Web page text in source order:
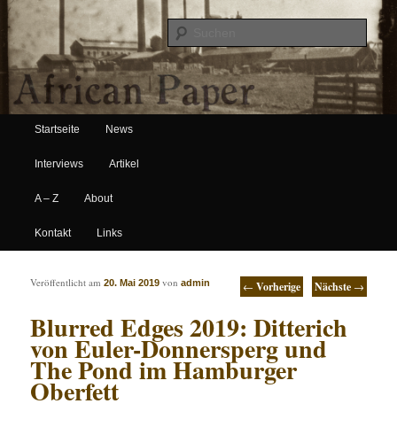
African Paper
Hauptmenü
Zum Inhalt wechseln
Zum sekundären Inhalt wechseln
Startseite News
Interviews Artikel
A – Z About
Kontakt Links
Artikelnavigation ← Vorherige Nächste →
Blurred Edges 2019: Ditterich
von Euler-Donnersperg und
The Pond im Hamburger
Oberfett
Veröffentlicht am20. Mai 2019 vonadmin